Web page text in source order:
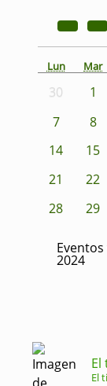
Lun Mar
30 1
7
8
14
15
21
22
28
29
2024
El
El